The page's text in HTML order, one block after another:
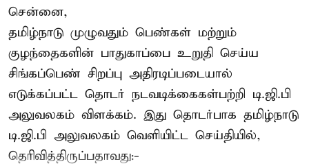
சென்னை,
தமிழ்நாடு முழுவதும் பெண்கள் மற்றும்
குழந்தைகளின் பாதுகாப்பை உறுதி செய்ய
சிங்கப்பெண் சிறப்பு அதிரடிப்படையால்
எடுக்கப்பட்ட தொடர் நடவடிக்கைகள்பற்றி டி.ஜி.பி
அலுவலகம் விளக்கம். இது தொடர்பாக தமிழ்நாடு
டி.ஜி.பி அலுவலகம் வெளியிட்ட செய்தியில்,
தெரிவித்திருப்பதாவது:-